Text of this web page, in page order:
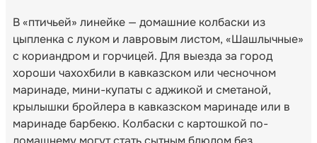
В «птичьей» линейке — домашние колбаски из
цыпленка с луком и лавровым листом, «Шашлычные»
с кориандром и горчицей. Для выезда за город
хороши чахохбили в кавказском или чесночном
маринаде, мини-купаты с аджикой и сметаной,
крылышки бройлера в кавказском маринаде или в
маринаде барбекю. Колбаски с картошкой по-